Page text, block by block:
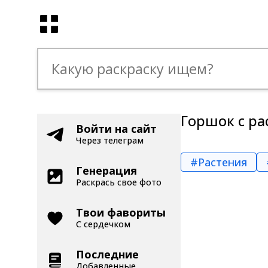
Войти на сайт
Через телеграм
Генерация
Раскрась свое фото
Твои фавориты
С сердечком
Последние
Горшок с
#Растения